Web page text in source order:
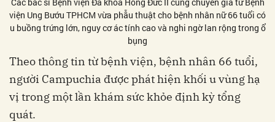
viện Ung Bướu TPHCM vừa phẫu thuật cho bệnh nhân nữ 66 tuổi có
u buồng trứng lớn, nguy cơ ác tính cao và nghi ngờ lan rộng trong ổ
bụng
Theo thông tin từ bệnh viện, bệnh nhân 66 tuổi,
người Campuchia được phát hiện khối u vùng hạ
vị trong một lần khám sức khỏe định kỳ tổng
quát.